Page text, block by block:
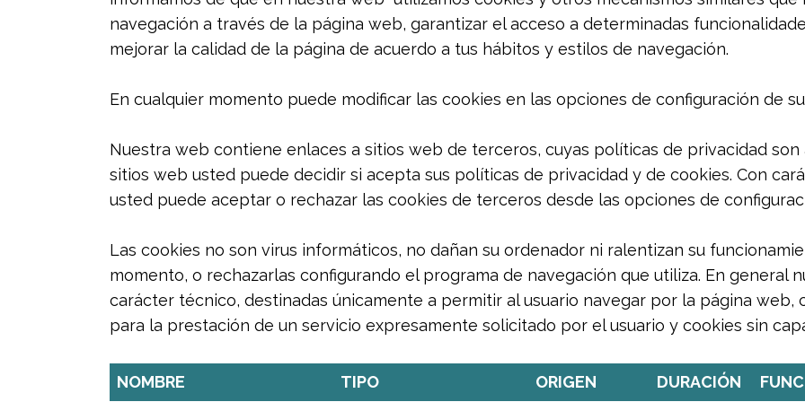
navegación a través de la página web, garantizar el acceso a determinadas
mejorar la calidad de la página de acuerdo a tus hábitos y estilos de navegación.
En cualquier momento puede modificar las cookies en las opciones de configuración de
Nuestra web contiene enlaces a sitios web de terceros, cuyas políticas de privacidad son
sitios web usted puede decidir si acepta sus políticas de privacidad y de cookies. Con
usted puede aceptar o rechazar las cookies de terceros desde las opciones de
Las cookies no son virus informáticos, no dañan su ordenador ni ralentizan su
momento, o rechazarlas configurando el programa de navegación que utiliza. En general
carácter técnico, destinadas únicamente a permitir al usuario navegar por la página web,
para la prestación de un servicio expresamente solicitado por el usuario y cookies sin
NOMBRE TIPO ORIGEN DURACIÓN